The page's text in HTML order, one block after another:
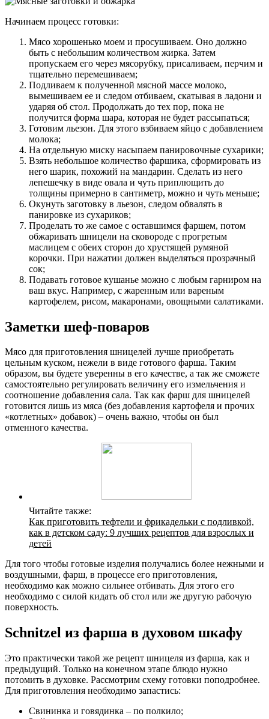
Начинаем процесс готовки:
Мясо хорошенько моем и просушиваем. Оно должно
быть с небольшим количеством жирка. Затем
пропускаем его через мясорубку, присаливаем, перчим и
тщательно перемешиваем;
Подливаем к полученной мясной массе молоко,
вымешиваем ее и следом отбиваем, скатывая в ладони и
ударяя об стол. Продолжать до тех пор, пока не
получится форма шара, которая не будет рассыпаться;
Готовим льезон. Для этого взбиваем яйцо с добавлением
молока;
На отдельную миску насыпаем панировочные сухарики;
Взять небольшое количество фаршика, сформировать из
него шарик, похожий на мандарин. Сделать из него
лепешечку в виде овала и чуть приплющить до
толщины примерно в сантиметр, можно и чуть меньше;
Окунуть заготовку в льезон, следом обвалять в
панировке из сухариков;
Проделать то же самое с оставшимся фаршем, потом
обжаривать шницели на сковороде с прогретым
маслицем с обеих сторон до хрустящей румяной
корочки. При нажатии должен выделяться прозрачный
сок;
Подавать готовое кушанье можно с любым гарниром на
ваш вкус. Например, с жаренным или вареным
картофелем, рисом, макаронами, овощными салатиками.
Заметки шеф-поваров
Мясо для приготовления шницелей лучше приобретать
цельным куском, нежели в виде готового фарша. Таким
образом, вы будете уверенны в его качестве, а так же сможете
самостоятельно регулировать величину его измельчения и
соотношение добавления сала. Так как фарш для шницелей
готовится лишь из мяса (без добавления картофеля и прочих
«котлетных» добавок) – очень важно, чтобы он был
отменного качества.
Читайте также:
Как приготовить тефтели и фрикадельки с подливкой,
как в детском саду: 9 лучших рецептов для взрослых и
детей
Для того чтобы готовые изделия получались более нежными и
воздушными, фарш, в процессе его приготовления,
необходимо как можно сильнее отбивать. Для этого его
необходимо с силой кидать об стол или же другую рабочую
поверхность.
Schnitzel из фарша в духовом шкафу
Это практически такой же рецепт шницеля из фарша, как и
предыдущий. Только на конечном этапе блюдо нужно
потомить в духовке. Рассмотрим схему готовки поподробнее.
Для приготовления необходимо запастись:
Свининка и говядинка – по полкило;